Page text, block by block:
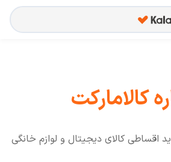
کالامارکت
اقساطی کالای دیجیتال و لوازم خانگی